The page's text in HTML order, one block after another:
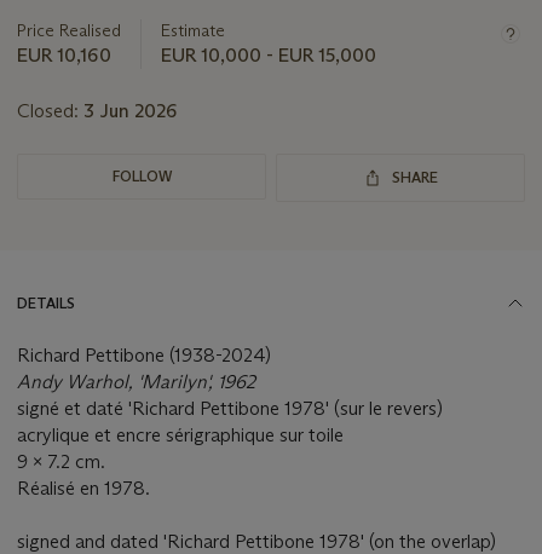
lot
Price Realised
EUR 10,160
Estimate
EUR 10,000 - EUR 15,000
Closed: 3 Jun 2026
FOLLOW SHARE
DETAILS
Richard Pettibone (1938-2024)
Andy Warhol, 'Marilyn', 1962
signé et daté 'Richard Pettibone 1978' (sur le revers)
acrylique et encre sérigraphique sur toile
9 x 7.2 cm.
Réalisé en 1978.
signed and dated 'Richard Pettibone 1978' (on the overlap)